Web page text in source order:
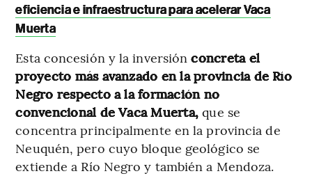
eficiencia e infraestructura para acelerar Vaca
Muerta
Esta concesión y la inversiónconcreta el
proyecto más avanzado en la provincia de Río
Negro respecto a la formación no
convencional de Vaca Muerta,que se
concentra principalmente en la provincia de
Neuquén, pero cuyo bloque geológico se
extiende a Río Negro y también a Mendoza.